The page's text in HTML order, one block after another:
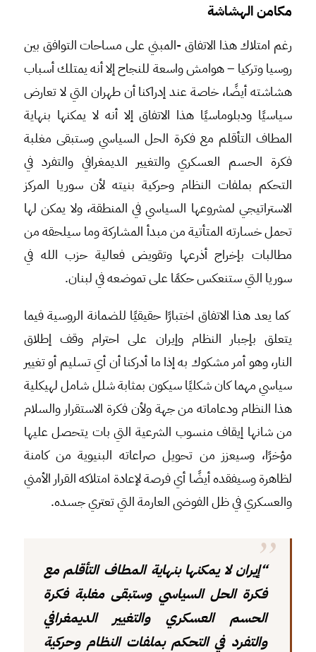
مكامن الهشاشة
رغم امتلاك هذا الاتفاق -المبني على مساحات التوافق بين
روسيا وتركيا – هوامش واسعة للنجاح إلا أنه يمتلك أسباب
هشاشته أيضًا، خاصة عند إدراكنا أن طهران التي لا تعارض
سياسيًا ودبلوماسيًا هذا الاتفاق إلا أنه لا يمكنها بنهاية
المطاف التأقلم مع فكرة الحل السياسي وستبقى مغلبة
فكرة الحسم العسكري والتغيير الديمغرافي والتفرد في
التحكم بملفات النظام وحركية بنيته لأن سوريا المركز
الاستراتيجي لمشروعها السياسي في المنطقة، ولا يمكن لها
تحمل خسارته المتأتية من مبدأ المشاركة وما سيلحقه من
مطالبات بإخراج أذرعها وتقويض فعالية حزب الله في
سوريا التي ستنعكس حكمًا على تموضعه في لبنان.
كما يعد هذا الاتفاق اختبارًا حقيقيًا للضمانة الروسية فيما
يتعلق بإجبار النظام وإيران على احترام وقف إطلاق
النار، وهو أمر مشكوك به إذا ما أدركنا أن أي تسليم أو تغيير
سياسي مهما كان شكليًا سيكون بمثابة شلل شامل لهيكلية
هذا النظام ودعاماته من جهة ولأن فكرة الاستقرار والسلام
من شانها إيقاف منسوب الشرعية التي بات يتحصل عليها
مؤخرًا، وسيعزز من تحويل صراعاته البنيوية من كامنة
لظاهرة وسيفقده أيضًا أي فرصة لإعادة امتلاكه القرار الأمني
والعسكري في ظل الفوضى العارمة التي تعتري جسده.
“إيران لا يمكنها بنهاية المطاف التأقلم مع
فكرة الحل السياسي وستبقى مغلبة فكرة
الحسم العسكري والتغيير الديمغرافي
والتفرد في التحكم بملفات النظام وحركية